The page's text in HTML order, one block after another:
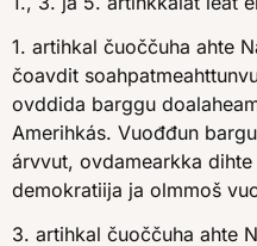
1. artihkal čuoččuha ahte
čoavdit
ovddida barggu
Amerihkás. Vuođđun
árvvut, ovdamearkka
demokratiija ja olmmoš
3. artihkal čuoččuha ahte